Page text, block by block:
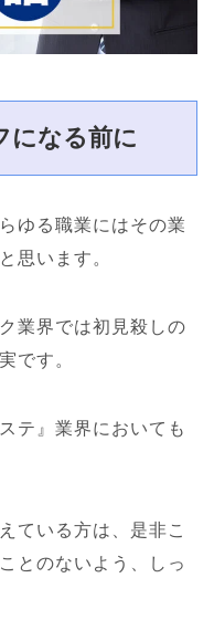
になる前に
ゆる職業にはその業
思います。
業界では初見殺しの
です。
テ』業界においても
ている方は、是非こ
とのないよう、しっ